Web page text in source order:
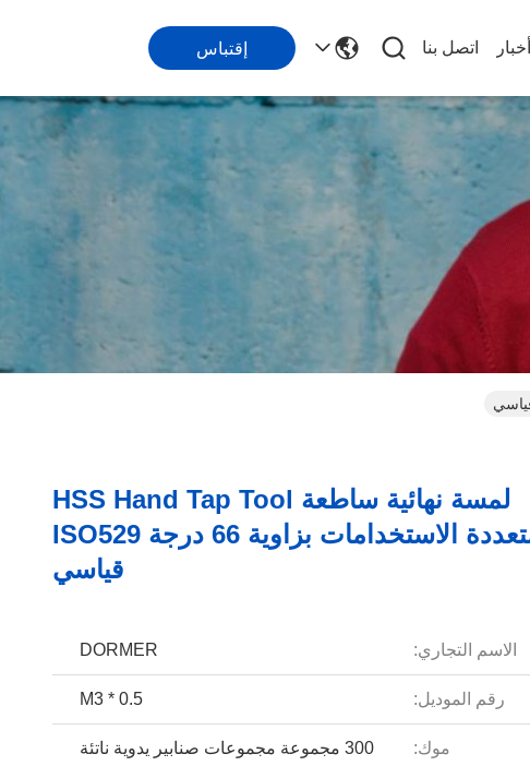
أخبار اتصل بنا إقتباس
لمسة نهائية ساطعة HSS Hand Tap Tool
متعددة الاستخدامات بزاوية 66 درجة ISO529
قياسي
الاسم التجاري: DORMER
رقم الموديل: M3 * 0.5
موك: 300 مجموعة مجموعات صنابير يدوية ناتئة